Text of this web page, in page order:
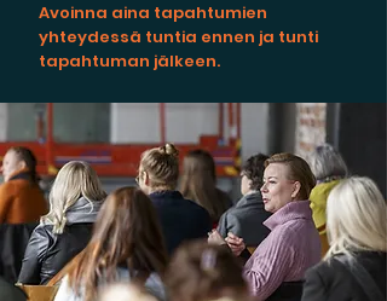
Avoinna aina tapahtumien
yhteydessä tuntia ennen ja tunti
tapahtuman jälkeen.